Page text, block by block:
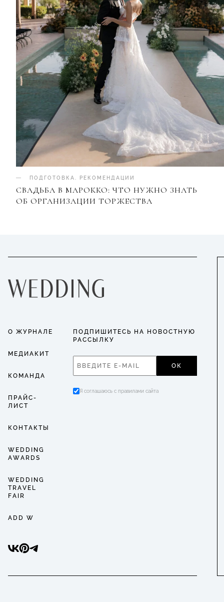
ПОДГОТОВКА РЕКОМЕНДАЦИИ
СВАДЬБА В МАРОККО: ЧТО НУЖНО ЗНАТЬ
ОБ ОРГАНИЗАЦИИ ТОРЖЕСТВА
О ЖУРНАЛЕ
МЕДИАКИТ
КОМАНДА
ПРАЙС-
ЛИСТ
КОНТАКТЫ
WEDDING
AWARDS
WEDDING
TRAVEL
FAIR
ADD W
ПОДПИШИТЕСЬ НА НОВОСТНУЮ
РАССЫЛКУ
ОК
Я соглашаюсь с правилами сайта